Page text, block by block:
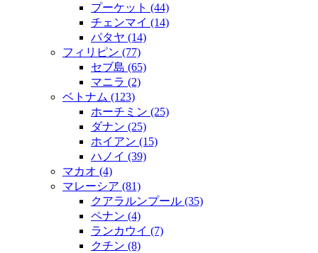
プーケット (44)
チェンマイ (14)
パタヤ (14)
フィリピン (77)
セブ島 (65)
マニラ (2)
ベトナム (123)
ホーチミン (25)
ダナン (25)
ホイアン (15)
ハノイ (39)
マカオ (4)
マレーシア (81)
クアラルンプール (35)
ペナン (4)
ランカウイ (7)
クチン (8)